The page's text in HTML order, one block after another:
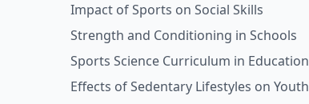
Impact of Sports on Social Skills
Strength and Conditioning in Schools
Sports Science Curriculum in Education
Effects of Sedentary Lifestyles on Youth